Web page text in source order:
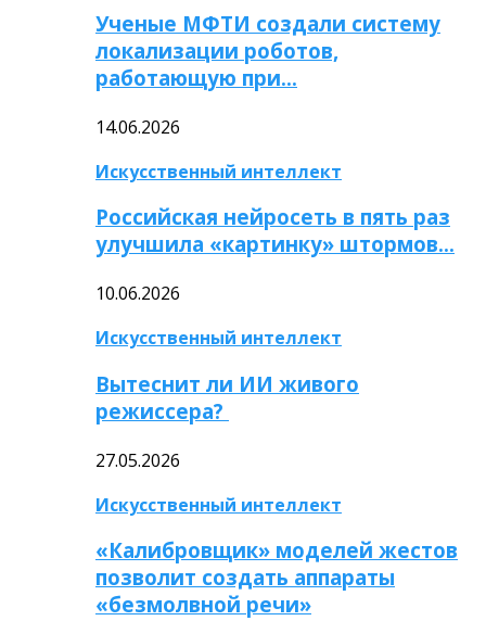
Ученые МФТИ создали систему
локализации роботов,
работающую при…
14.06.2026
Искусственный интеллект
Российская нейросеть в пять раз
улучшила «картинку» штормов…
10.06.2026
Искусственный интеллект
Вытеснит ли ИИ живого
режиссера?
27.05.2026
Искусственный интеллект
«Калибровщик» моделей жестов
позволит создать аппараты
«безмолвной речи»